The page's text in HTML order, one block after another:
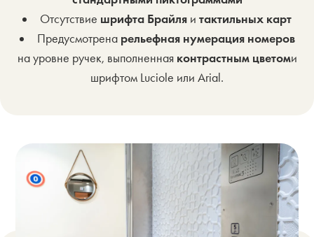
Отсутствие шрифта Брайля и тактильных карт
Предусмотрена рельефная нумерация номеров
на уровне ручек, выполненная контрастным цветоми
шрифтом Luciole или Arial.